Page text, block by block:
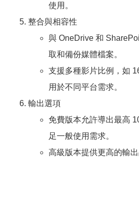
使用。
整合與相容性
與 OneDrive 和
取和備份媒體檔案。
支援多種影片比例，如
用於不同平台需求。
輸出選項
免費版本允許導出最高
足一般使用需求。
高級版本提供更高的輸